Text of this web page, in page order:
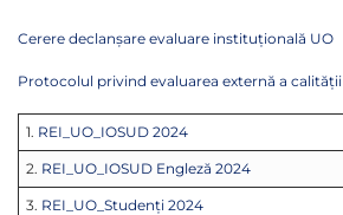
Cerere declanșare evaluare instituțională UO
Protocolul privind evaluarea externă a calității
1. REI_UO_IOSUD 2024
2. REI_UO_IOSUD Engleză 2024
3. REI_UO_Studenți 2024